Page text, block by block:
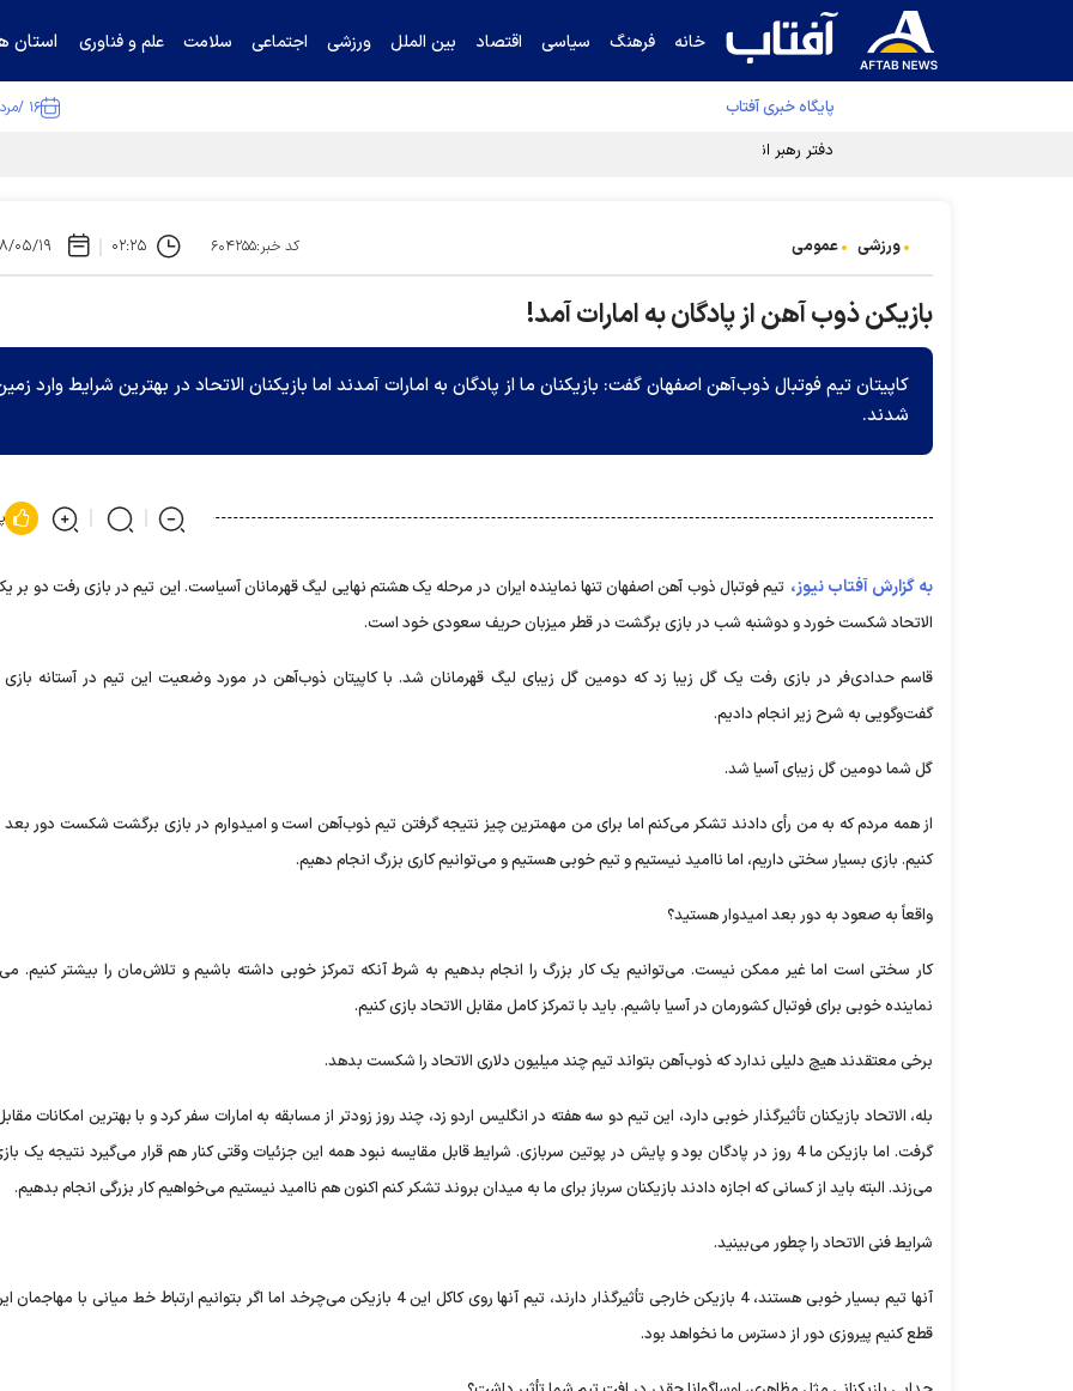
خانه فرهنگ سیاسی اقتصاد بین الملل ورزشی اجتماعی سلامت علم و فناوری استان
پایگاه خبری آفتاب ۱۶ /مرداد /۱۴۰۵
دفتر رهبر انقلاب ادعای خرازی درباره پزشکیان را تکذیب کرد
ورزشی عمومی کد خبر:۶۰۴۲۵۵ ۰۲:۲۵ ۱۳۹۸/
بازیکن ذوب آهن از پادگان به امارات آمد!
کاپیتان تیم فوتبال ذوب‌آهن اصفهان گفت:‌ بازیکنان ما از پادگان به امارات آمدند اما بازیکنان الاتحاد در بهترین شرایط وارد
شدند.
به گزارش آفتاب نیوز، تیم فوتبال ذوب‌ آهن اصفهان تنها نماینده ایران در مرحله یک هشتم نهایی لیگ قهرمانان آسیاست. این تیم در بازی رفت دو بر
الاتحاد شکست خورد و دوشنبه شب در بازی برگشت در قطر میزبان حریف سعودی خود است.
قاسم حدادی‌فر در بازی رفت یک گل زیبا زد که دومین گل زیبای لیگ قهرمانان شد. با کاپیتان ذوب‌آهن در مورد وضعیت این تیم در آستانه
گفت‌وگویی به شرح زیر انجام دادیم.
گل شما دومین گل زیبای آسیا شد.
از همه مردم که به من رأی دادند تشکر می‌کنم اما برای من مهمترین چیز نتیجه گرفتن تیم ذوب‌آهن است و امیدوارم در بازی برگشت شکست دور بعد
کنیم. بازی بسیار سختی داریم، اما ناامید نیستیم و تیم خوبی هستیم و می‌توانیم کاری بزرگ انجام دهیم.
واقعاً به صعود به دور بعد امیدوار هستید؟
کار سختی است اما غیر ممکن نیست. می‌توانیم یک کار بزرگ را انجام بدهیم به شرط آنکه تمرکز خوبی داشته باشیم و تلاش‌مان را بیشتر کنیم.
نماینده خوبی برای فوتبال کشورمان در آسیا باشیم. باید با تمرکز کامل مقابل الاتحاد بازی کنیم.
برخی معتقدند هیچ دلیلی ندارد که ذوب‌آهن بتواند تیم چند میلیون دلاری الاتحاد را شکست بدهد.
بله، الاتحاد بازیکنان تأثیرگذار خوبی دارد، این تیم دو سه هفته در انگلیس اردو زد، چند روز زودتر از مسابقه به امارات سفر کرد و با بهترین امکانات
گرفت. اما بازیکن ما 4 روز در پادگان بود و پایش در پوتین سربازی. شرایط قابل مقایسه نبود همه این جزئیات وقتی کنار هم قرار می‌گیرد نتیجه یک
می‌زند. البته باید از کسانی که اجازه دادند بازیکنان سرباز برای ما به میدان بروند تشکر کنم اکنون هم ناامید نیستیم می‌خواهیم کار بزرگی انجام بدهیم.
شرایط فنی الاتحاد را چطور می‌بینید.
آنها تیم بسیار خوبی هستند، 4 بازیکن خارجی تأثیرگذار دارند، تیم آنها روی کاکل این 4 بازیکن می‌چرخد اما اگر بتوانیم ارتباط خط میانی با
قطع کنیم پیروزی دور از دسترس ما نخواهد بود.